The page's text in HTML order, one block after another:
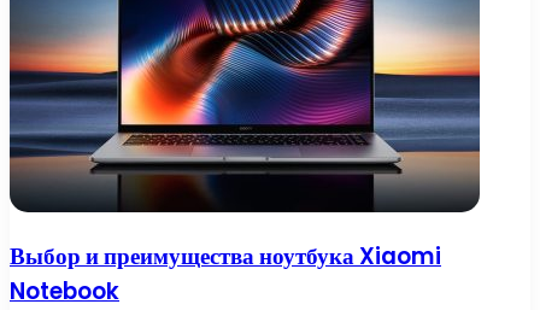
Выбор и преимущества ноутбука Xiaomi
Notebook